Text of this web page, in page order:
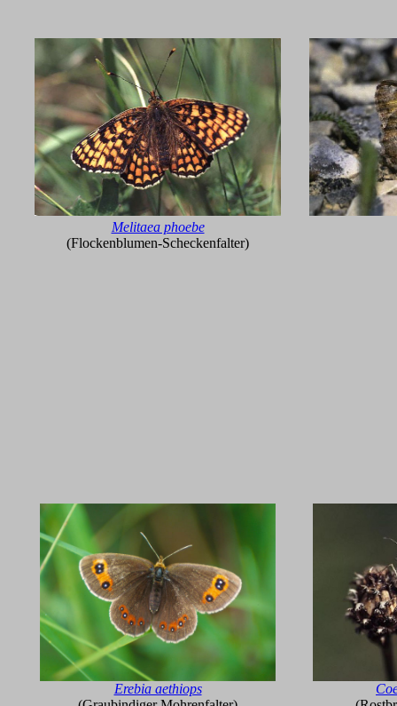
Melitaea phoebe
(Flockenblumen-Scheckenfalter)
Erebia aethiops